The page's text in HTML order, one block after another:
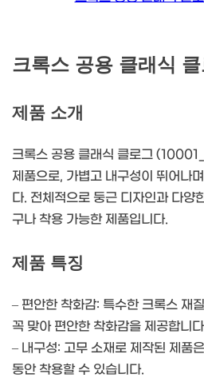
크록스 공용 클래식
제품 소개
크록스 공용 클래식 클로그
제품으로, 가볍고 내구성이 뛰어나
다. 전체적으로 둥근 디자인과 다양
구나 착용 가능한 제품입니다.
제품 특징
– 편안한 착화감: 특수한 크록스 재
꼭 맞아 편안한 착화감을 제공합니
– 내구성: 고무 소재로 제작된 제품
동안 착용할 수 있습니다.